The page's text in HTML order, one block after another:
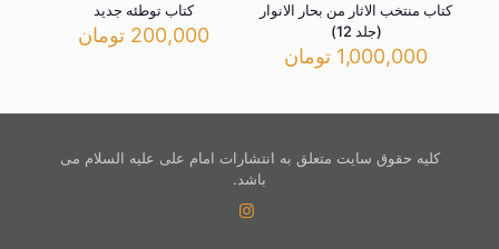
کتاب منتخب الاثار من بحار الانوار
(جلد 12)
1,000,000 تومان
کتاب توطئه جدید
200,000 تومان
کلیه حقوق سایت متعلق به انتشارات امام علی علیه السلام می
باشد.